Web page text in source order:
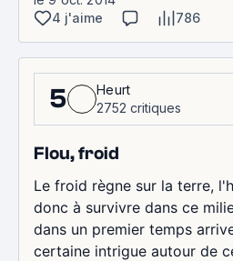
4 j'aime
786
5
Heurt
2752 critiques
Flou, froid
Le froid règne sur la terre,
donc à survivre dans ce
dans un premier temps
certaine intrigue autour de